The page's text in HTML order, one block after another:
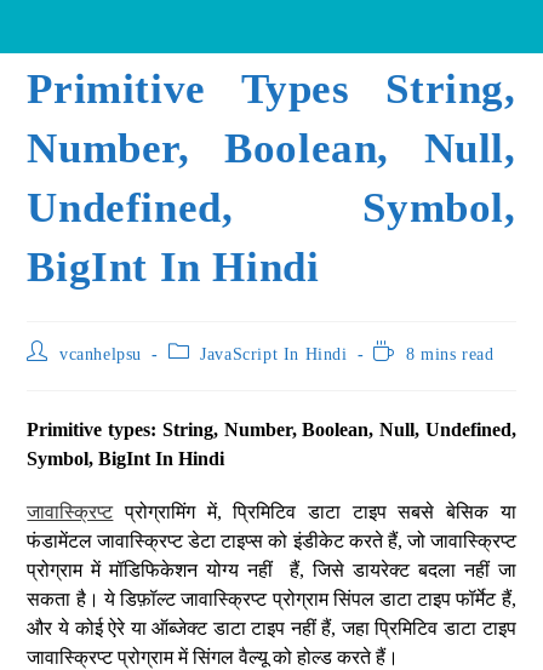
Primitive Types String,
Number, Boolean, Null,
Undefined, Symbol,
BigInt In Hindi
vcanhelpsu JavaScript In Hindi 8 mins read
Primitive types: String, Number, Boolean, Null, Undefined,
Symbol, BigInt In Hindi
जावास्क्रिप्टप्रोग्रामिंग में, प्रिमिटिव डाटा टाइप सबसे बेसिक या
फंडामेंटल जावास्क्रिप्ट डेटा टाइप्स को इंडीकेट करते हैं, जो जावास्क्रिप्ट
प्रोग्राम में मॉडिफिकेशन योग्य नहीं हैं, जिसे डायरेक्ट बदला नहीं जा
सकता है। ये डिफ़ॉल्ट जावास्क्रिप्ट प्रोग्राम सिंपल डाटा टाइप फॉर्मेट हैं,
और ये कोई ऐरे या ऑब्जेक्ट डाटा टाइप नहीं हैं, जहा प्रिमिटिव डाटा टाइप
जावास्क्रिप्ट प्रोग्राम में सिंगल वैल्यू को होल्ड करते हैं।